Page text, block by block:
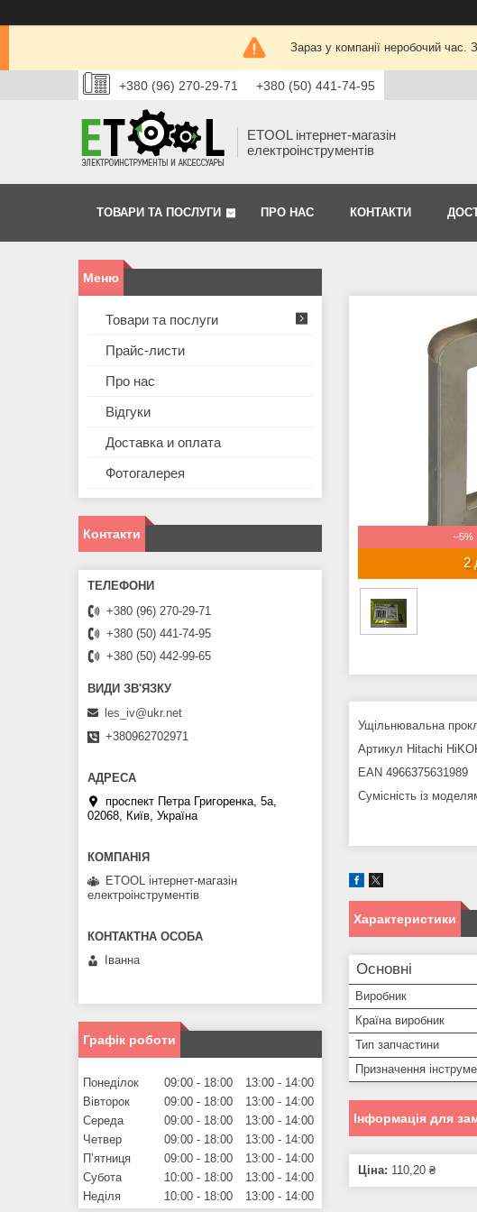
Зараз у компанії неробочий час.
+380 (96) 270-29-71 +380 (50) 441-74-95
ETOOL інтернет-магазін
електроінструментів
ТОВАРИ ТА ПОСЛУГИ ПРО НАС КОНТАКТИ
–5%
2
Ущільнювальна
Артикул Hitachi
EAN 4966375631989
Сумісність із
Характеристики
Основні
Виробник
Країна виробник
Тип запчастини
Призначення
Інформація для
Ціна: 110,20 ₴
Товари та послуги
Прайс-листи
Про нас
Відгуки
Доставка и оплата
Фотогалерея
Контакти
+380 (96) 270-29-71
+380 (50) 441-74-95
+380 (50) 442-99-65
les_iv@ukr.net
+380962702971
проспект Петра Григоренка, 5а,
02068, Київ, Україна
ETOOL інтернет-магазін
електроінструментів
Іванна
Графік роботи
Понеділок 09:00 18:00 13:00
14:00
Вівторок
09:00 18:00 13:00
14:00
Середа
09:00 18:00 13:00
14:00
Четвер
09:00 18:00 13:00
14:00
Пʼятниця
09:00 18:00 13:00
14:00
Субота
10:00 18:00 13:00
14:00
Неділя
10:00 18:00 13:00 14:00